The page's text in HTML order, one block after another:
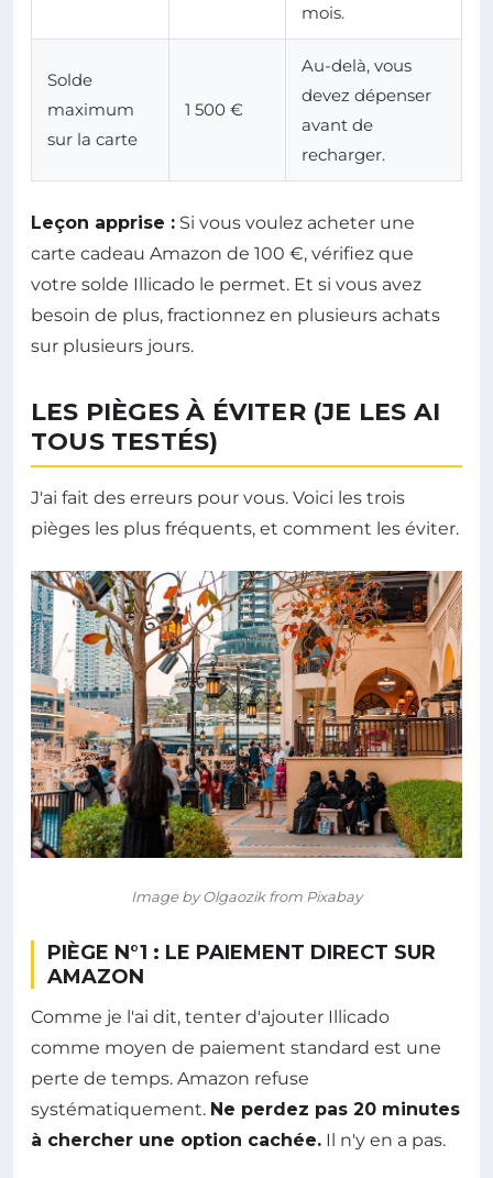
mois.
Solde
maximum
sur la carte
1 500 €
Au-delà, vous
devez dépenser
avant de
recharger.
Leçon apprise : Si vous voulez acheter une
carte cadeau Amazon de 100 €, vérifiez que
votre solde Illicado le permet. Et si vous avez
besoin de plus, fractionnez en plusieurs achats
sur plusieurs jours.
LES PIÈGES À ÉVITER (JE LES AI
TOUS TESTÉS)
J'ai fait des erreurs pour vous. Voici les trois
pièges les plus fréquents, et comment les éviter.
Image by Olgaozik from Pixabay
PIÈGE N°1 : LE PAIEMENT DIRECT SUR
AMAZON
Comme je l'ai dit, tenter d'ajouter Illicado
comme moyen de paiement standard est une
perte de temps. Amazon refuse
systématiquement. Ne perdez pas 20 minutes
à chercher une option cachée. Il n'y en a pas.